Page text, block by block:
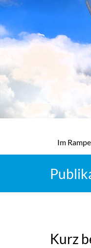
Im
Kurz